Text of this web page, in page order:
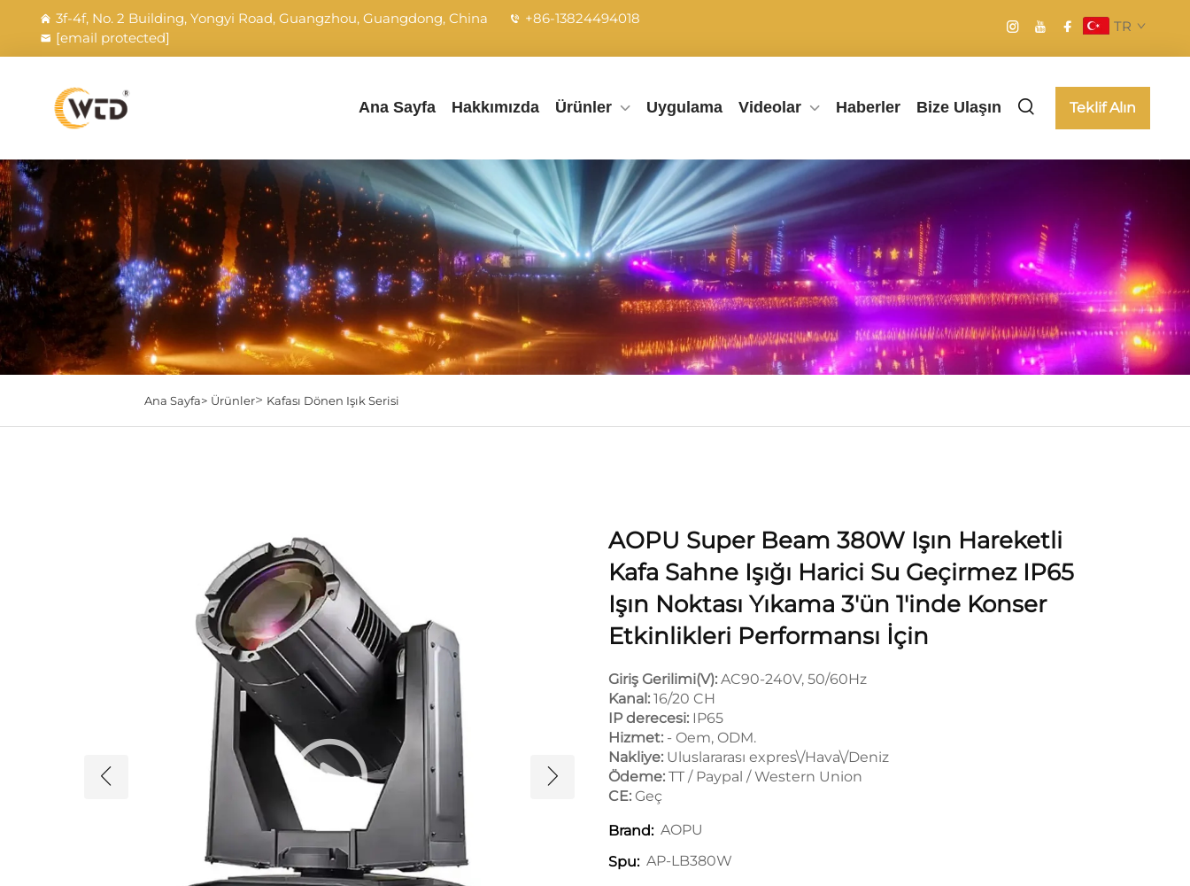
3f-4f, No. 2 Building, Yongyi Road, Guangzhou, Guangdong, China
+86-13824494018
[email protected]
TR
Ana Sayfa Hakkımızda Ürünler Uygulama Videolar Haberler Bize Ulaşın Teklif Alın
Ana Sayfa> Ürünler> Kafası Dönen Işık Serisi
AOPU Super Beam 380W Işın Hareketli
Kafa Sahne Işığı Harici Su Geçirmez IP65
Işın Noktası Yıkama 3'ün 1'inde Konser
Etkinlikleri Performansı İçin
Giriş Gerilimi(V): AC90-240V, 50/60Hz
Kanal: 16/20 CH
IP derecesi: IP65
Hizmet: - Oem, ODM.
Nakliye: Uluslararası expres\/Hava\/Deniz
Ödeme: TT / Paypal / Western Union
CE: Geç
Brand: AOPU
Spu: AP-LB380W